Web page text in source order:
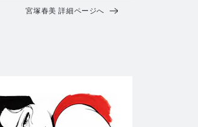
宮塚春美 詳細ページへ